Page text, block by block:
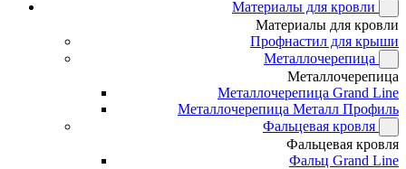
Материалы для кровли
Материалы для кровли
Профнастил для крыши
Металлочерепица
Металлочерепица
Металлочерепица Grand Line
Металлочерепица Металл Профиль
Фальцевая кровля
Фальцевая кровля
Фальц Grand Line